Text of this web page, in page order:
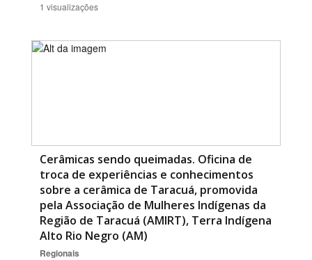
1 visualizações
Cerâmicas sendo queimadas. Oficina de
troca de experiências e conhecimentos
sobre a cerâmica de Taracuá, promovida
pela Associação de Mulheres Indígenas da
Região de Taracuá (AMIRT), Terra Indígena
Alto Rio Negro (AM)
Regionais